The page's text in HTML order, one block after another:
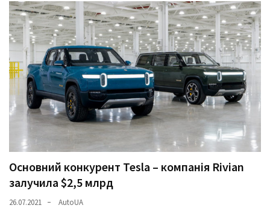
Основний конкурент Tesla – компанія Rivian
залучила $2,5 млрд
26.07.2021 AutoUA